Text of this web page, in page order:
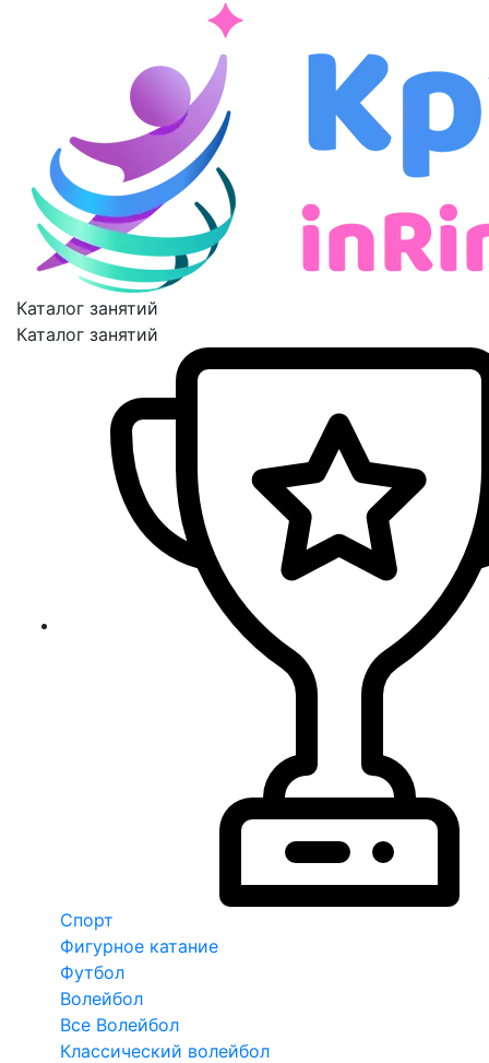
Каталог занятий
Каталог занятий
Спорт
Фигурное катание
Футбол
Волейбол
Все Волейбол
Классический волейбол